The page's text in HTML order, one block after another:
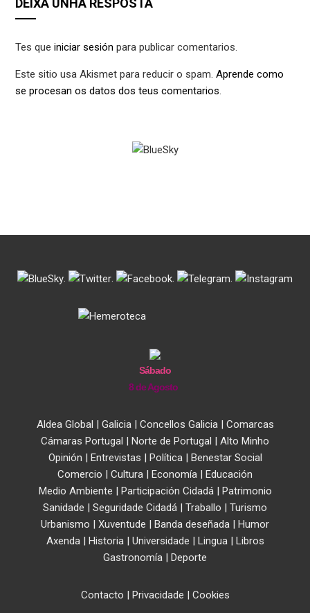
Tes queiniciar sesión para publicar comentarios.
Este sitio usa Akismet para reducir o spam.Aprende como
se procesan os datos dos teus comentarios
Sábado
8 de Agosto
Aldea Global | Galicia| Concellos Galicia| Comarcas
Cámaras Portugal | Norte de Portugal | Alto Minho
Opinión | Entrevistas | Política| Benestar Social
Comercio | Cultura | Economía | Educación
Medio Ambiente | Participación Cidadá| Patrimonio
Sanidade | Seguridade Cidadá | Traballo | Turismo
Urbanismo | Xuventude | Banda deseñada | Humor
Axenda| Historia| Universidade | Lingua| Libros
Gastronomía | Deporte
Contacto | Privacidade | Cookies